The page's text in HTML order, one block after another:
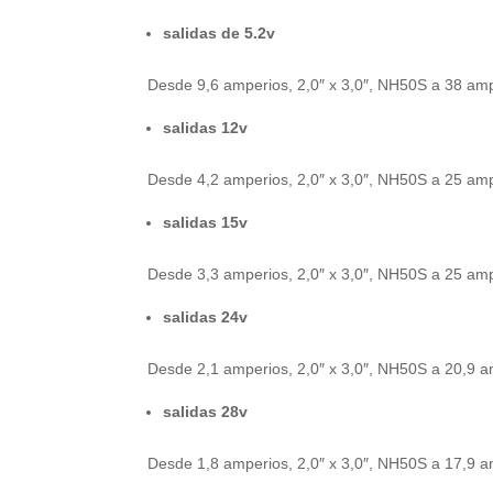
salidas de 5.2v
Desde 9,6 amperios, 2,0″ x 3,0″, NH50S a 38
salidas 12v
Desde 4,2 amperios, 2,0″ x 3,0″, NH50S a 25
salidas 15v
Desde 3,3 amperios, 2,0″ x 3,0″, NH50S a 25
salidas 24v
Desde 2,1 amperios, 2,0″ x 3,0″, NH50S a 20,9
salidas 28v
Desde 1,8 amperios, 2,0″ x 3,0″, NH50S a 17,9